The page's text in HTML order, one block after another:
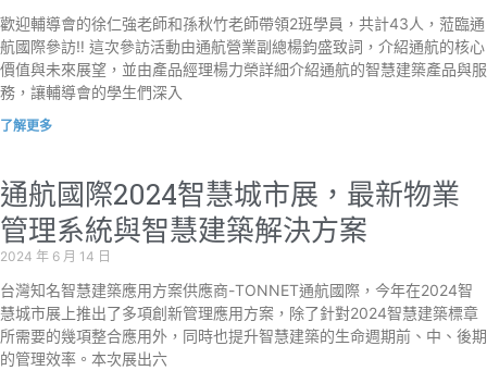
歡迎輔導會的徐仁強老師和孫秋竹老師帶領2班學員，共計43人，蒞臨通
航國際參訪‼️ 這次參訪活動由通航營業副總楊鈞盛致詞，介紹通航的核心
價值與未來展望，並由產品經理楊力榮詳細介紹通航的智慧建築產品與服
務，讓輔導會的學生們深入
了解更多
通航國際2024智慧城市展，最新物業
管理系統與智慧建築解決方案
2024 年 6 月 14 日
台灣知名智慧建築應用方案供應商-TONNET通航國際，今年在2024智
慧城市展上推出了多項創新管理應用方案，除了針對2024智慧建築標章
所需要的幾項整合應用外，同時也提升智慧建築的生命週期前、中、後期
的管理效率。本次展出六